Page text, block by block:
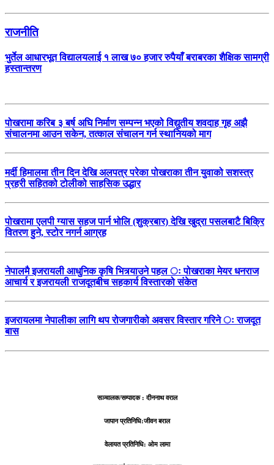
राजनीति
भुर्तेल आधारभूत विद्यालयलाई १ लाख ७० हजार रुपैयाँ बराबरका शैक्षिक सामग्री
हस्तान्तरण
पोखरामा करिब ३ बर्ष अघि निर्माण सम्पन्न भएको विद्युतीय शवदाह गृह अझै
संचालनमा आउन सकेन, तत्काल संचालन गर्न स्थानियको माग
मर्दी हिमालमा तीन दिन देखि अलपत्र परेका पोखराका तीन युवाको सशस्त्र
प्रहरी सहितको टोलीको साहसिक उद्धार
पोखरामा एलपी ग्यास सहज पार्न भोलि (शुक्रबार) देखि खुद्रा पसलबाटै बिक्रि
वितरण हुने, स्टोर नगर्न आग्रह
नेपालमै इजरायली आधुनिक कृषि भित्र्याउने पहल ः पोखराका मेयर धनराज
आचार्य र इजरायली राजदूतबीच सहकार्य विस्तारको संकेत
इजरायलमा नेपालीका लागि थप रोजगारीको अवसर विस्तार गरिने ः राजदूत
बास
सञ्चालक/सम्पादक : दीननाथ वराल
जापान प्रतिनिधि:जीवन बराल
वेलायत प्रतिनिधि: ओम लामा